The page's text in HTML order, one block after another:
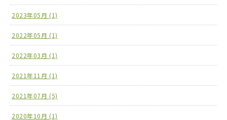
2023年05月 (1)
2022年05月 (1)
2022年03月 (1)
2021年11月 (1)
2021年07月 (5)
2020年10月 (1)